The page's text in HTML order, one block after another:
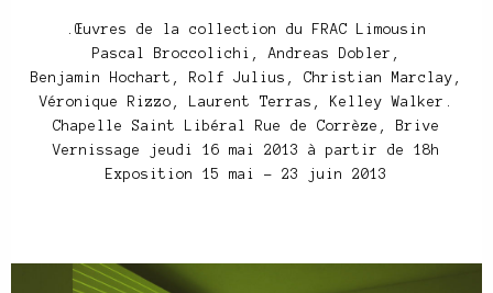
.Œuvres de la collection du FRAC Limousin
Pascal Broccolichi, Andreas Dobler,
Benjamin Hochart, Rolf Julius, Christian Marclay,
Véronique Rizzo, Laurent Terras, Kelley Walker.
Chapelle Saint Libéral Rue de Corrèze, Brive
Vernissage jeudi 16 mai 2013 à partir de 18h
Exposition 15 mai – 23 juin 2013